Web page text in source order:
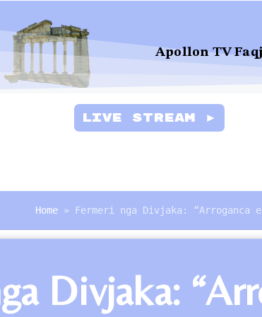
Apollon TV
Live Stream ►
Home » Fermeri nga Divjaka: “Arroganca
Divjaka: